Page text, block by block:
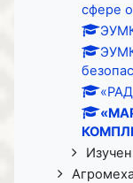
сфере